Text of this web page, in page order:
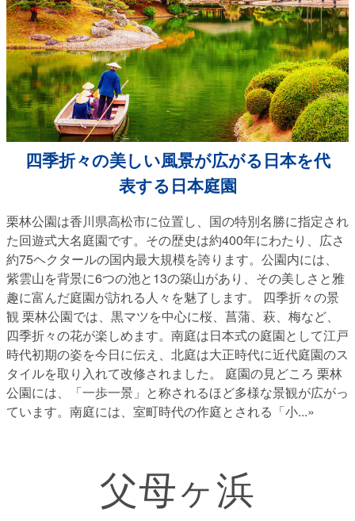
四季折々の美しい風景が広がる日本を代
表する日本庭園
栗林公園は香川県高松市に位置し、国の特別名勝に指定され
た回遊式大名庭園です。その歴史は約400年にわたり、広さ
約75ヘクタールの国内最大規模を誇ります。公園内には、
紫雲山を背景に6つの池と13の築山があり、その美しさと雅
趣に富んだ庭園が訪れる人々を魅了します。 四季折々の景
観 栗林公園では、黒マツを中心に桜、菖蒲、萩、梅など、
四季折々の花が楽しめます。南庭は日本式の庭園として江戸
時代初期の姿を今日に伝え、北庭は大正時代に近代庭園のス
タイルを取り入れて改修されました。 庭園の見どころ 栗林
公園には、「一歩一景」と称されるほど多様な景観が広がっ
ています。南庭には、室町時代の作庭とされる「小...»
父母ヶ浜